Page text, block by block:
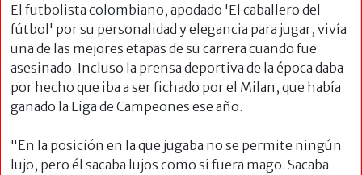
El futbolista colombiano, apodado 'El caballero del
fútbol' por su personalidad y elegancia para jugar, vivía
una de las mejores etapas de su carrera cuando fue
asesinado. Incluso la prensa deportiva de la época daba
por hecho que iba a ser fichado por el Milan, que había
ganado la Liga de Campeones ese año.
"En la posición en la que jugaba no se permite ningún
lujo, pero él sacaba lujos como si fuera mago. Sacaba